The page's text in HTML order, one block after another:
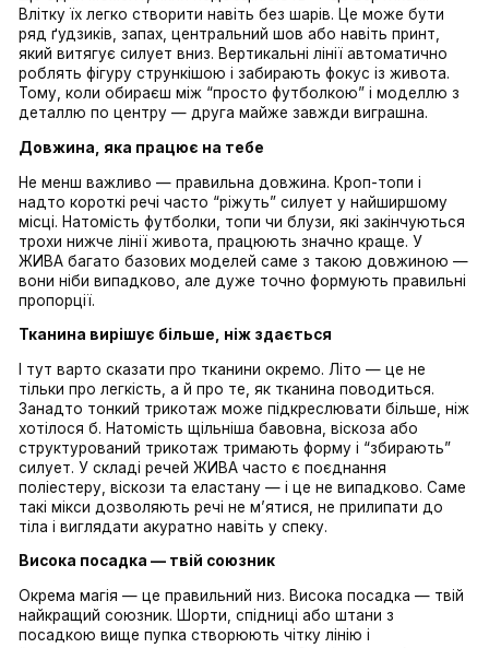
Дуже сильний інструмент — це акцент на талії, але
класичний. Забудь про жорстке перетискання
Краще працюють завищена лінія талії або легке
приталення під грудьми. Так створюється нова
відліку, і живіт просто перестає бути центром
літніх сукнях ЖИВА часто використовується саме
прийом — і він виглядає природно, без відчуття
“затягнутості”.
Вертикалі, які “витягують” силует
Ще один момент, який недооцінюють — це
Влітку їх легко створити навіть без шарів. Це може
ряд ґудзиків, запах, центральний шов або навіть
який витягує силует вниз. Вертикальні лінії
роблять фігуру стрункішою і забирають фокус із
Тому, коли обираєш між “просто футболкою” і
деталлю по центру — друга майже завжди
Довжина, яка працює на тебе
Не менш важливо — правильна довжина. Кроп-топи
надто короткі речі часто “ріжуть” силует у
місці. Натомість футболки, топи чи блузи, які
ЖИВА багато базових моделей саме з такою
вони ніби випадково, але дуже точно формують
пропорції.